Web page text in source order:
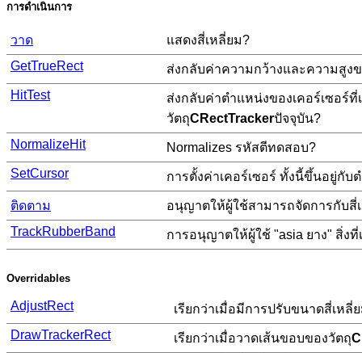
การดำเนินการ
วาด
แสดงสี่เหลี่ยม?
GetTrueRect
ส่งกลับค่าความกว้างและความสูง
HitTest
ส่งกลับค่าตำแหน่งของเคอร์เซอร์ที่
วัตถุCRectTrackerปัจจุบัน?
NormalizeHit
Normalizes รหัสตีทดสอบ?
SetCursor
การตั้งค่าเคอร์เซอร์ ทั้งนี้ขึ้นอยู่กับ
ติดตาม
อนุญาตให้ผู้ใช้สามารถจัดการกับสี่
TrackRubberBand
การอนุญาตให้ผู้ใช้ "asia ยาง" สิ่งที่
Overridables
AdjustRect
เรียกว่าเมื่อมีการปรับขนาดสี่เหลี่
DrawTrackerRect
เรียกว่าเมื่อวาดเส้นขอบของวัตถุ